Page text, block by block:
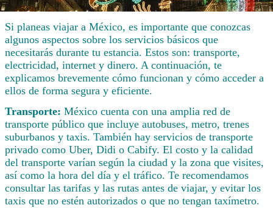
Si planeas viajar a México, es importante que conozcas
algunos aspectos sobre los servicios básicos que
necesitarás durante tu estancia. Estos son: transporte,
electricidad, internet y dinero. A continuación, te
explicamos brevemente cómo funcionan y cómo acceder a
ellos de forma segura y eficiente.
Transporte: México cuenta con una amplia red de
transporte público que incluye autobuses, metro, trenes
suburbanos y taxis. También hay servicios de transporte
privado como Uber, Didi o Cabify. El costo y la calidad
del transporte varían según la ciudad y la zona que visites,
así como la hora del día y el tráfico. Te recomendamos
consultar las tarifas y las rutas antes de viajar, y evitar los
taxis que no estén autorizados o que no tengan taxímetro.